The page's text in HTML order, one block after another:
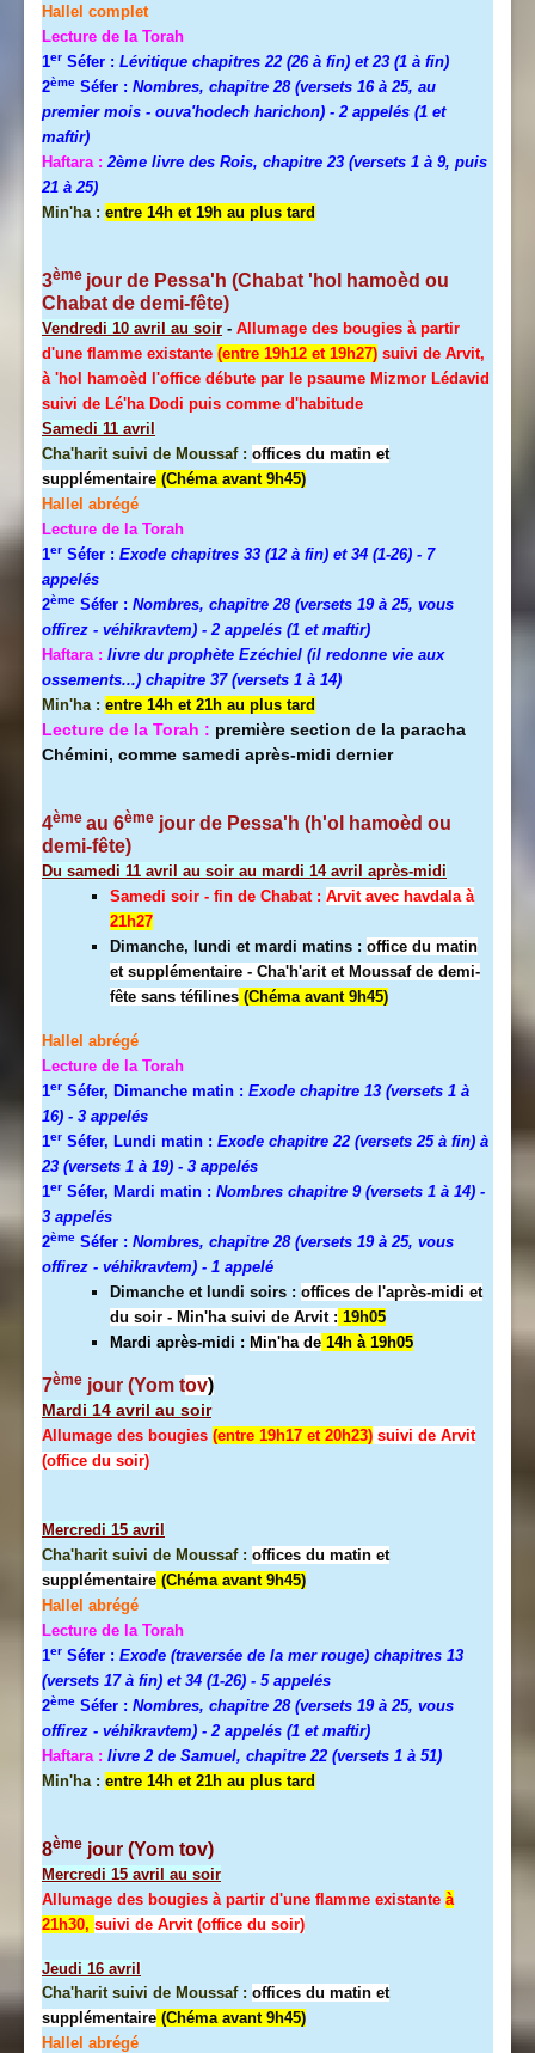
Hallel complet
Lecture de la Torah
1er Séfer : Lévitique chapitres 22 (26 à fin) et 23 (1 à fin)
2ème Séfer : Nombres, chapitre 28 (versets 16 à 25, au
premier mois - ouva'hodech harichon) - 2 appelés (1 et
maftir)
Haftara : 2ème livre des Rois, chapitre 23 (versets 1 à 9, puis
21 à 25)
Min'ha : entre 14h et 19h au plus tard
3ème jour de Pessa'h (Chabat 'hol hamoèd ou
Chabat de demi-fête)
Vendredi 10 avril au soir - Allumage des bougies à partir
d'une flamme existante (entre 19h12 et 19h27) suivi de Arvit,
à 'hol hamoèd l'office débute par le psaume Mizmor Lédavid
suivi de Lé'ha Dodi puis comme d'habitude
Samedi 11 avril
Cha'harit suivi de Moussaf : offices du matin et
supplémentaire (Chéma avant 9h45)
Hallel abrégé
Lecture de la Torah
1er Séfer : Exode chapitres 33 (12 à fin) et 34 (1-26) - 7
appelés
2ème Séfer : Nombres, chapitre 28 (versets 19 à 25, vous
offirez - véhikravtem) - 2 appelés (1 et maftir)
Haftara : livre du prophète Ezéchiel (il redonne vie aux
ossements...) chapitre 37 (versets 1 à 14)
Min'ha : entre 14h et 21h au plus tard
Lecture de la Torah : première section de la paracha
Chémini, comme samedi après-midi dernier
4ème au 6ème jour de Pessa'h (h'ol hamoèd ou
demi-fête)
Du samedi 11 avril au soir au mardi 14 avril après-midi
Samedi soir - fin de Chabat : Arvit avec havdala à
21h27
Dimanche, lundi et mardi matins : office du matin
et supplémentaire - Cha'h'arit et Moussaf de demi-
fête sans téfilines (Chéma avant 9h45)
Hallel abrégé
Lecture de la Torah
1er Séfer, Dimanche matin : Exode chapitre 13 (versets 1 à
16) - 3 appelés
1er Séfer, Lundi matin : Exode chapitre 22 (versets 25 à fin) à
23 (versets 1 à 19) - 3 appelés
1er Séfer, Mardi matin : Nombres chapitre 9 (versets 1 à 14) -
3 appelés
2ème Séfer : Nombres, chapitre 28 (versets 19 à 25, vous
offirez - véhikravtem) - 1 appelé
Dimanche et lundi soirs : offices de l'après-midi et
du soir - Min'ha suivi de Arvit : 19h05
Mardi après-midi : Min'ha de 14h à 19h05
7ème jour (Yom tov)
Mardi 14 avril au soir
Allumage des bougies (entre 19h17 et 20h23) suivi de Arvit
(office du soir)
Mercredi 15 avril
Cha'harit suivi de Moussaf : offices du matin et
supplémentaire (Chéma avant 9h45)
Hallel abrégé
Lecture de la Torah
1er Séfer : Exode (traversée de la mer rouge) chapitres 13
(versets 17 à fin) et 34 (1-26) - 5 appelés
2ème Séfer : Nombres, chapitre 28 (versets 19 à 25, vous
offirez - véhikravtem) - 2 appelés (1 et maftir)
Haftara : livre 2 de Samuel, chapitre 22 (versets 1 à 51)
Min'ha : entre 14h et 21h au plus tard
8ème jour (Yom tov)
Mercredi 15 avril au soir
Allumage des bougies à partir d'une flamme existante à
21h30, suivi de Arvit (office du soir)
Jeudi 16 avril
Cha'harit suivi de Moussaf : offices du matin et
supplémentaire (Chéma avant 9h45)
Hallel abrégé